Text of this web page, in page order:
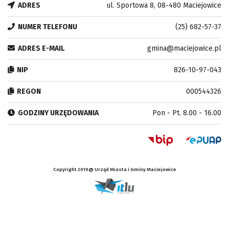
ADRES ul. Sportowa 8, 08-480 Maciejowice
NUMER TELEFONU (25) 682-57-37
ADRES E-MAIL gmina@maciejowice.pl
NIP 826-10-97-043
REGON 000544326
GODZINY URZĘDOWANIA Pon - Pt. 8.00 - 16.00
Copyright 2019@ Urząd Miasta i Gminy Maciejowice